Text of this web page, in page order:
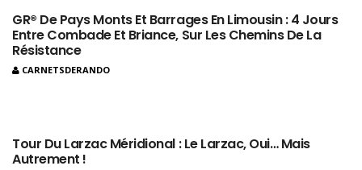
GR® De Pays Monts Et Barrages En Limousin : 4 Jours
Entre Combade Et Briance, Sur Les Chemins De La
Résistance
CARNETSDERANDO
Tour Du Larzac Méridional : Le Larzac, Oui… Mais
Autrement !